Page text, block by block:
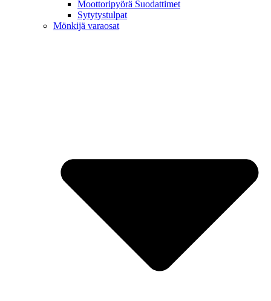
Moottoripyörä Suodattimet
Sytytystulpat
Mönkijä varaosat